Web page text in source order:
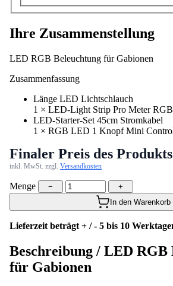
Ihre Zusammenstellung
LED RGB Beleuchtung für Gabionen
Zusammenfassung
Länge LED Lichtschlauch
1 × LED-Light Strip Pro Meter RGB
LED-Starter-Set 45cm Stromkabel
1 × RGB LED 1 Knopf Mini
Finaler Preis des Produkts
inkl. MwSt. zzgl. Versandkosten
Menge −
+
In den Warenkorb
Lieferzeit beträgt + / - 5 bis 10
Beschreibung / LED RGB
für Gabionen